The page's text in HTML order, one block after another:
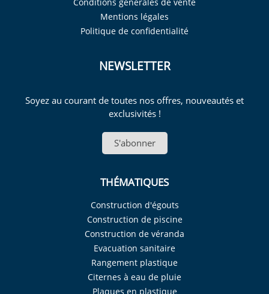
Mentions légales
Politique de confidentialité
NEWSLETTER
Soyez au courant de toutes nos offres, nouveautés et
exclusivités !
S'abonner
THÉMATIQUES
Construction d'égouts
Construction de piscine
Construction de véranda
Evacuation sanitaire
Rangement plastique
Citernes à eau de pluie
Plaques en plastique